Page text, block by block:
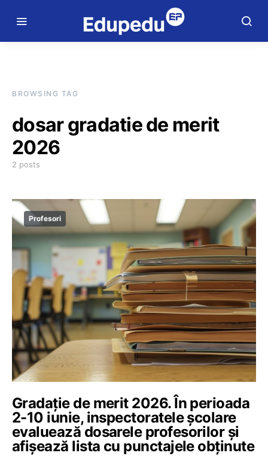
BROWSING TAG
dosar gradatie de merit
2026
2 posts
Profesori
Gradație de merit 2026. În perioada
2-10 iunie, inspectoratele școlare
evaluează dosarele profesorilor și
afișează lista cu punctajele obținute